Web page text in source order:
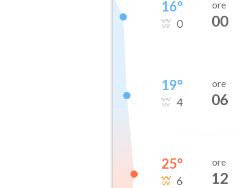
16°
0
ore
00
19°
4
ore
06
25°
6
ore
12